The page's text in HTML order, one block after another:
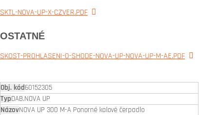
SKTL-NOVA-UP-X-CZVER.PDF
OSTATNÉ
SKOST-PROHLASENI-O-SHODE-NOVA-UP-NOVA-UP-M-AE.PDF
60152305
DAB.NOVA UP
NOVA UP 300 M-A Ponorné kalové čerpadlo